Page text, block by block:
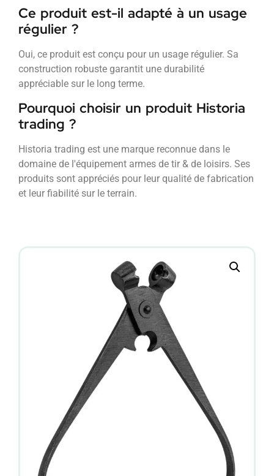
Ce produit est-il adapté à un usage
régulier ?
Oui, ce produit est conçu pour un usage régulier. Sa
construction robuste garantit une durabilité
appréciable sur le long terme.
Pourquoi choisir un produit Historia
trading ?
Historia trading est une marque reconnue dans le
domaine de l'équipement armes de tir & de loisirs. Ses
produits sont appréciés pour leur qualité de fabrication
et leur fiabilité sur le terrain.